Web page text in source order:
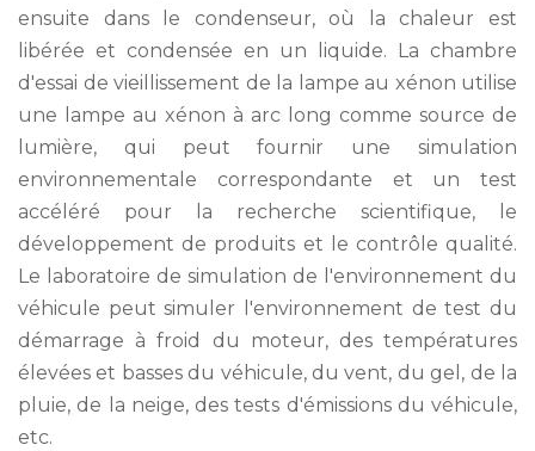
ensuite dans le condenseur, où la chaleur est
libérée et condensée en un liquide. La chambre
d'essai de vieillissement de la lampe au xénon utilise
une lampe au xénon à arc long comme source de
lumière, qui peut fournir une simulation
environnementale correspondante et un test
accéléré pour la recherche scientifique, le
développement de produits et le contrôle qualité.
Le laboratoire de simulation de l'environnement du
véhicule peut simuler l'environnement de test du
démarrage à froid du moteur, des températures
élevées et basses du véhicule, du vent, du gel, de la
pluie, de la neige, des tests d'émissions du véhicule,
etc.